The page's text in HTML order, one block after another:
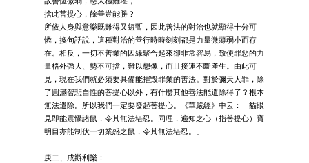
捨此菩提心，餘善豈能勝？
所依人身與意樂既難得又短暫，因此善法的對治也就顯得十分可
憐，換句話說，這種對治的善行時時刻刻都是力量微薄弱小而存
在。相反，一切不善業的因緣聚合起來卻非常容易，致使罪惡的力
量格外強大、勢不可擋，難以想像，而且接連不斷產生。由此可
見，現在我們就必須要具備能摧毀罪業的善法。對於彌天大罪，除
了圓滿智悲自性的菩提心以外，有什麼其他善法能遣除得了？根本
無法遣除。所以我們一定要發起菩提心。《華嚴經》中云：「貓眼
見即能震懾諸鼠，令其無法堪忍。同理，遍知之心（指菩提心）寶
明目亦能制伏一切業惑之鼠，令其無法堪忍。」
庚二、成辦利樂：